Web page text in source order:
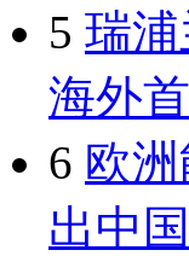
5 瑞浦
海外
6 欧
出中